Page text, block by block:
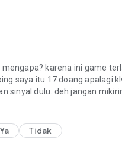
karena ini game
saya itu 17 doang apalagi
sinyal dulu. deh jangan
Ya Tidak